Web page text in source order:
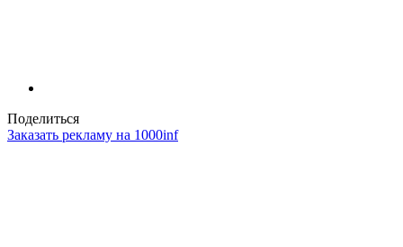
Поделиться
Заказать рекламу на 1000inf